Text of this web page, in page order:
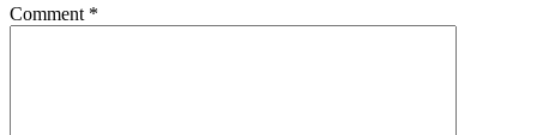
Comment *